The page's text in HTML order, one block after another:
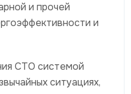
и прочей
и
СТО системой
ситуациях,